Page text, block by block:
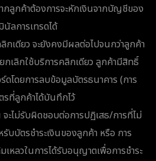
กลูกค้าต้องการจะหักเงินจากบัญชีของ
ลการเทรดได้
กเดียว จะยังคงมีผลต่อไปจนกว่าลูกค้า
กเลิกใช้บริการคลิกเดียว ลูกค้ามีสิทธิ์
โดยการลบข้อมูลบัตรธนาคาร (การ
รที่ลูกค้าได้บันทึกไว้
จะไม่รับผิดชอบต่อการปฏิเสธ/การที่ไม่
บบัตรชำระเงินของลูกค้า หรือ การ
หลวในการได้รับอนุญาตเพื่อการชำระ